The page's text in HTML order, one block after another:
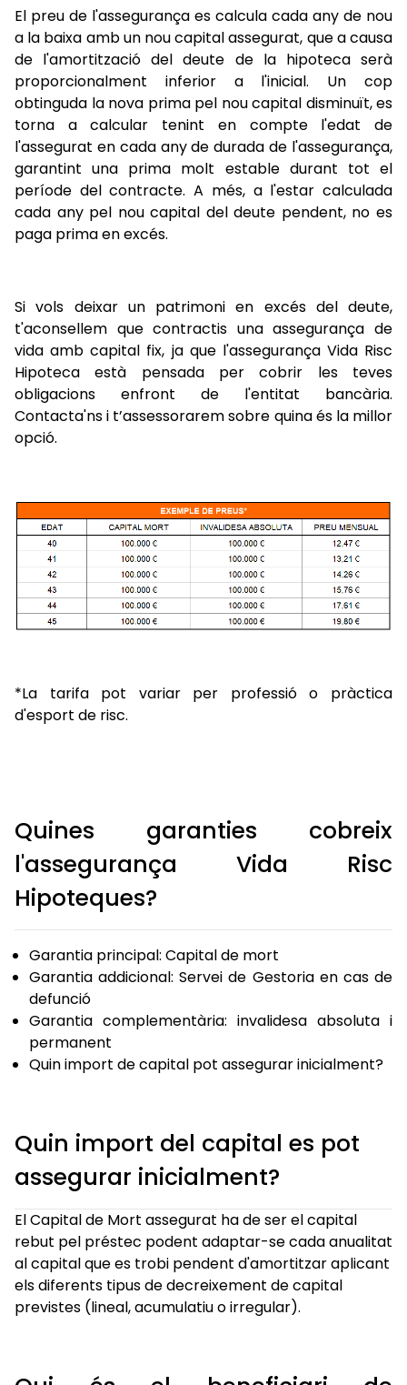
El preu de l'assegurança es calcula cada any de nou
a la baixa amb un nou capital assegurat, que a causa
de l'amortització del deute de la hipoteca serà
proporcionalment inferior a l'inicial. Un cop
obtinguda la nova prima pel nou capital disminuït, es
torna a calcular tenint en compte l'edat de
l'assegurat en cada any de durada de l'assegurança,
garantint una prima molt estable durant tot el
període del contracte. A més, a l'estar calculada
cada any pel nou capital del deute pendent, no es
paga prima en excés.
Si vols deixar un patrimoni en excés del deute,
t'aconsellem que contractis una assegurança de
vida amb capital fix, ja que l'assegurança Vida Risc
Hipoteca està pensada per cobrir les teves
obligacions enfront de l'entitat bancària.
Contacta'ns i t’assessorarem sobre quina és la millor
opció.
*La tarifa pot variar per professió o pràctica
d'esport de risc.
Quines garanties cobreix
l'assegurança Vida Risc
Hipoteques?
Garantia principal: Capital de mort
Garantia addicional: Servei de Gestoria en cas de
defunció
Garantia complementària: invalidesa absoluta i
permanent
Quin import de capital pot assegurar inicialment?
Quin import del capital es pot
assegurar inicialment?
El Capital de Mort assegurat ha de ser el capital
rebut pel préstec podent adaptar-se cada anualitat
al capital que es trobi pendent d'amortitzar aplicant
els diferents tipus de decreixement de capital
previstes (lineal, acumulatiu o irregular).